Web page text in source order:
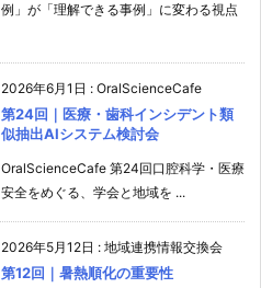
例」が「理解できる事例」に変わる視点
2026年6月1日 : OralScienceCafe
第24回｜医療・歯科インシデント類
似抽出AIシステム検討会
OralScienceCafe 第24回口腔科学・医療
安全をめぐる、学会と地域を ...
2026年5月12日 : 地域連携情報交換会
第12回｜暑熱順化の重要性